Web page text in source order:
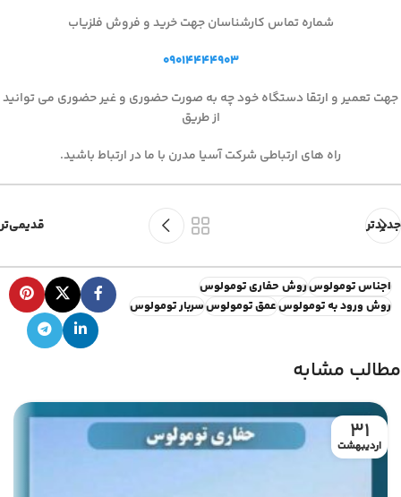
شماره تماس کارشناسان جهت خرید و فروش فلزیاب
۰۹۰۱۴۴۴۴۹۰۳
جهت تعمیر و ارتقا دستگاه خود چه به صورت حضوری و غیر حضوری می توانید
از طریق
راه های ارتباطی شرکت آسیا مدرن با ما در ارتباط باشید.
جدیدتر قدیمی‌تر
اجناس تومولوسروش حفاری تومولوس
روش ورود به تومولوسعمق تومولوسسربار تومولوس
مطالب مشابه
31
اردیبهشت